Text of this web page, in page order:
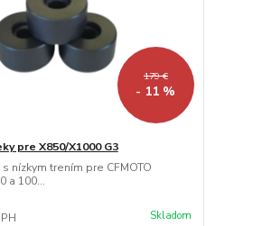
179 €
- 11 %
pre X850/X1000 G3
nízkym trením pre CFMOTO
a 100...
Skladom